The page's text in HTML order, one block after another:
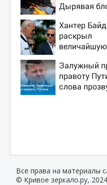
Дырявая
России за это
полетят
Хантер
раскрыл
Трампа
Залужный
правоту
слова
Все права на материалы
© Кривое зеркало.ру,